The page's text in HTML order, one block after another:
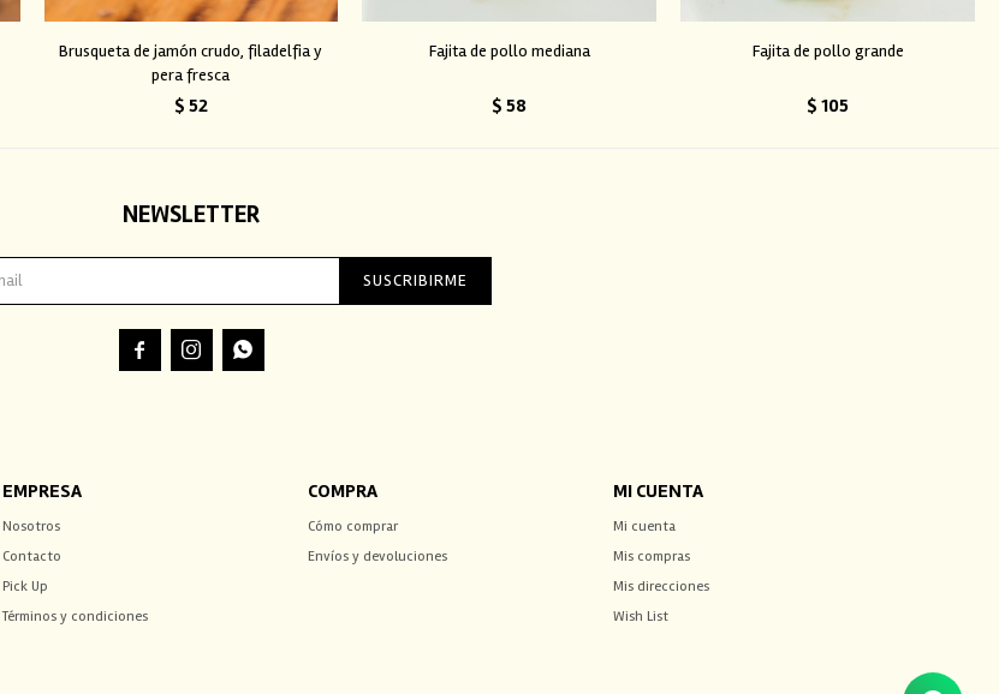
Brusqueta de jamón crudo, filadelfia y
pera fresca
$ 52
Fajita de pollo mediana
$ 58
Fajita de pollo grande
$ 105
EMPRESA
Nosotros
Contacto
Pick Up
Términos y condiciones
COMPRA
Cómo comprar
Envíos y devoluciones
MI CUENTA
Mi cuenta
Mis compras
Mis direcciones
Wish List
NEWSLETTER
SUSCRIBIRME
  